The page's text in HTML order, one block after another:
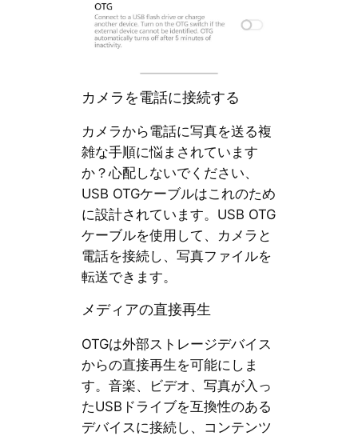
カメラを電話に接続する
カメラから電話に写真を送る複
雑な手順に悩まされています
か？心配しないでください、
USB OTGケーブルはこれのため
に設計されています。USB OTG
ケーブルを使用して、カメラと
電話を接続し、写真ファイルを
転送できます。
メディアの直接再生
OTGは外部ストレージデバイス
からの直接再生を可能にしま
す。音楽、ビデオ、写真が入っ
たUSBドライブを互換性のある
デバイスに接続し、コンテンツ